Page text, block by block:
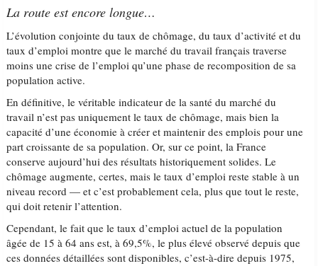
La route est encore longue…
L’évolution conjointe du taux de chômage, du taux d’activité et du
taux d’emploi montre que le marché du travail français traverse
moins une crise de l’emploi qu’une phase de recomposition de sa
population active.
En définitive, le véritable indicateur de la santé du marché du
travail n’est pas uniquement le taux de chômage, mais bien la
capacité d’une économie à créer et maintenir des emplois pour une
part croissante de sa population. Or, sur ce point, la France
conserve aujourd’hui des résultats historiquement solides. Le
chômage augmente, certes, mais le taux d’emploi reste stable à un
niveau record — et c’est probablement cela, plus que tout le reste,
qui doit retenir l’attention.
Cependant, le fait que le taux d’emploi actuel de la population
âgée de 15 à 64 ans est, à 69,5%, le plus élevé observé depuis que
ces données détaillées sont disponibles, c’est-à-dire depuis 1975,